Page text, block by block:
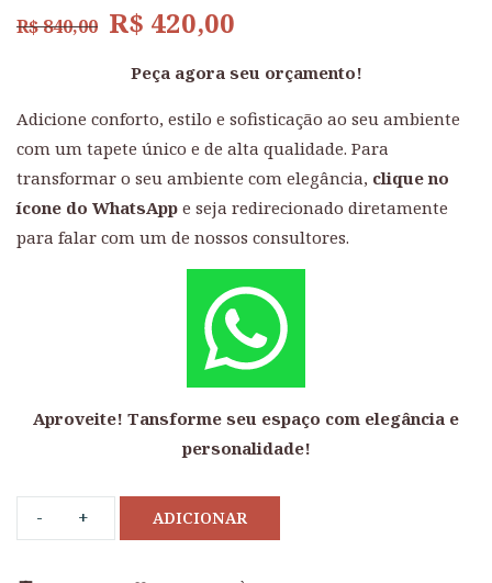
R$840,00 R$ 420,00
Peça agora seu orçamento!
Adicione conforto, estilo e sofisticação ao seu ambiente
com um tapete único e de alta qualidade. Para
transformar o seu ambiente com elegância, clique no
ícone do WhatsApp e seja redirecionado diretamente
para falar com um de nossos consultores.
Aproveite! Tansforme seu espaço com elegância e
personalidade!
ADICIONAR